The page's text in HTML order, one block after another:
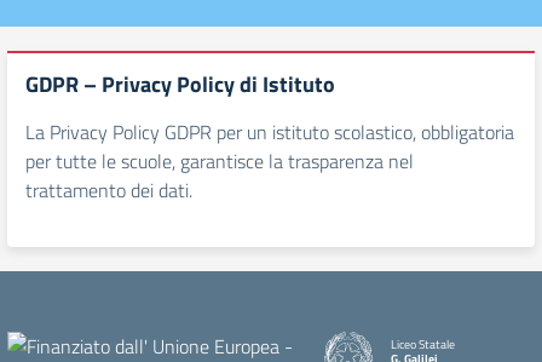
GDPR – Privacy Policy di Istituto
La Privacy Policy GDPR per un istituto scolastico, obbligatoria
per tutte le scuole, garantisce la trasparenza nel
trattamento dei dati.
Liceo Statale
G. Galilei